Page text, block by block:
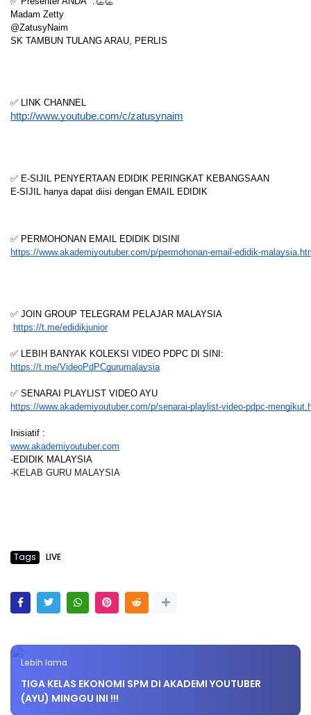
Madam Zetty
@ZatusyNaim
SK TAMBUN TULANG ARAU, PERLIS
✅ LINK CHANNEL
http://www.youtube.com/c/zatusynaim
✅ E-SIJIL PENYERTAAN EDIDIK PERINGKAT KEBANGSAAN
E-SIJIL hanya dapat diisi dengan EMAIL EDIDIK
✅ PERMOHONAN EMAIL EDIDIK DISINI
https://www.akademiyoutuber.com/p/permohonan-email-edidik-
✅ JOIN GROUP TELEGRAM PELAJAR MALAYSIA
https://t.me/edidikjunior
✅ LEBIH BANYAK KOLEKSI VIDEO PDPC DI SINI:
https://t.me/VideoPdPCgurumalaysia
✅ SENARAI PLAYLIST VIDEO AYU
https://www.akademiyoutuber.com/p/senarai-playlist-video-pdpc-
Inisiatif :
www.akademiyoutuber.com
-EDIDIK MALAYSIA
-KELAB GURU MALAYSIA
Tags LIVE
Lebih lama
TIGA KELAS EKONOMI SPM DI AKADEMI YOUTUBER
(AYU) MINGGU INI !!!